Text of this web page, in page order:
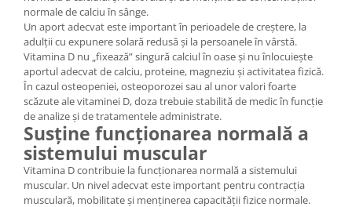
normale de calciu în sânge.
Un aport adecvat este important în perioadele de creștere, la
adulții cu expunere solară redusă și la persoanele în vârstă.
Vitamina D nu „fixează” singură calciul în oase și nu înlocuiește
aportul adecvat de calciu, proteine, magneziu și activitatea fizică.
În cazul osteopeniei, osteoporozei sau al unor valori foarte
scăzute ale vitaminei D, doza trebuie stabilită de medic în funcție
de analize și de tratamentele administrate.
Susține funcționarea normală a
sistemului muscular
Vitamina D contribuie la funcționarea normală a sistemului
muscular. Un nivel adecvat este important pentru contracția
musculară, mobilitate și menținerea capacității fizice normale.